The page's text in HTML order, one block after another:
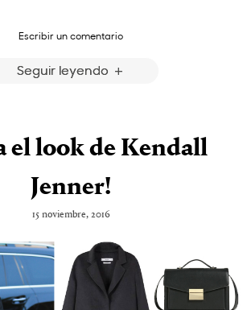
Escribir un comentario
Seguir leyendo
el look de Kendall
Jenner!
15 noviembre, 2016